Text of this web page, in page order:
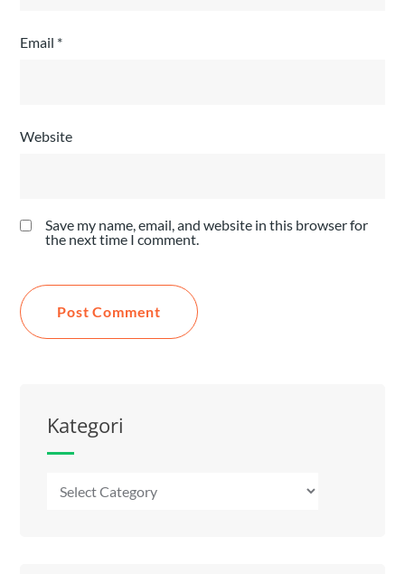
Email *
Website
Save my name, email, and website in this browser for
the next time I comment.
Kategori